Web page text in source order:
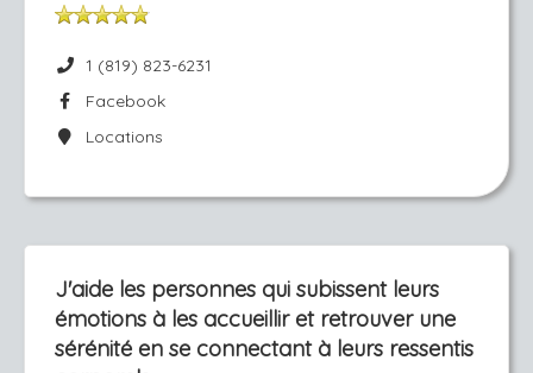
1 (819) 823-6231
Facebook
Locations
J'aide les personnes qui subissent leurs
émotions à les accueillir et retrouver une
sérénité en se connectant à leurs ressentis